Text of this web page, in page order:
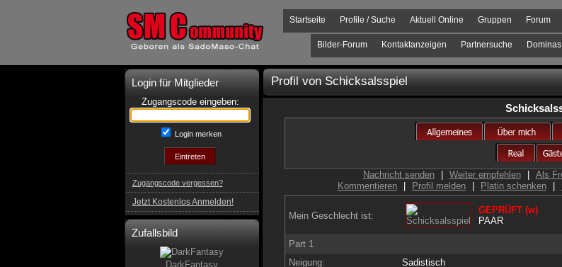
Forum
Gruppen
Aktuell Online
Profile / Suche
Startseite
Partnersuche
Kontaktanzeigen
Bilder-Forum
Login für Mitglieder
Zugangscode eingeben:
Login merken
Zugangscode vergessen?
Jetzt Kostenlos Anmelden!
Zufallsbild
DarkFantasy
Profil vonSchicksalsspiel
Nachricht senden Weiter empfehlen Als
Kommentieren
Profil melden Platin schenken
Mein Geschlecht ist:
GEPRÜFT (w)
PAAR
Part 1
Neigung:
Sadistisch